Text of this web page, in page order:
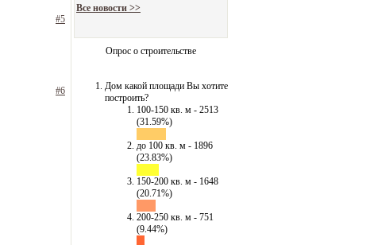
#5
#6
Все новости >>
Опрос о строительстве
Дом какой площади Вы хотите
построить?
100-150 кв. м - 2513
(31.59%)
до 100 кв. м - 1896
(23.83%)
150-200 кв. м - 1648
(20.71%)
200-250 кв. м - 751
(9.44%)